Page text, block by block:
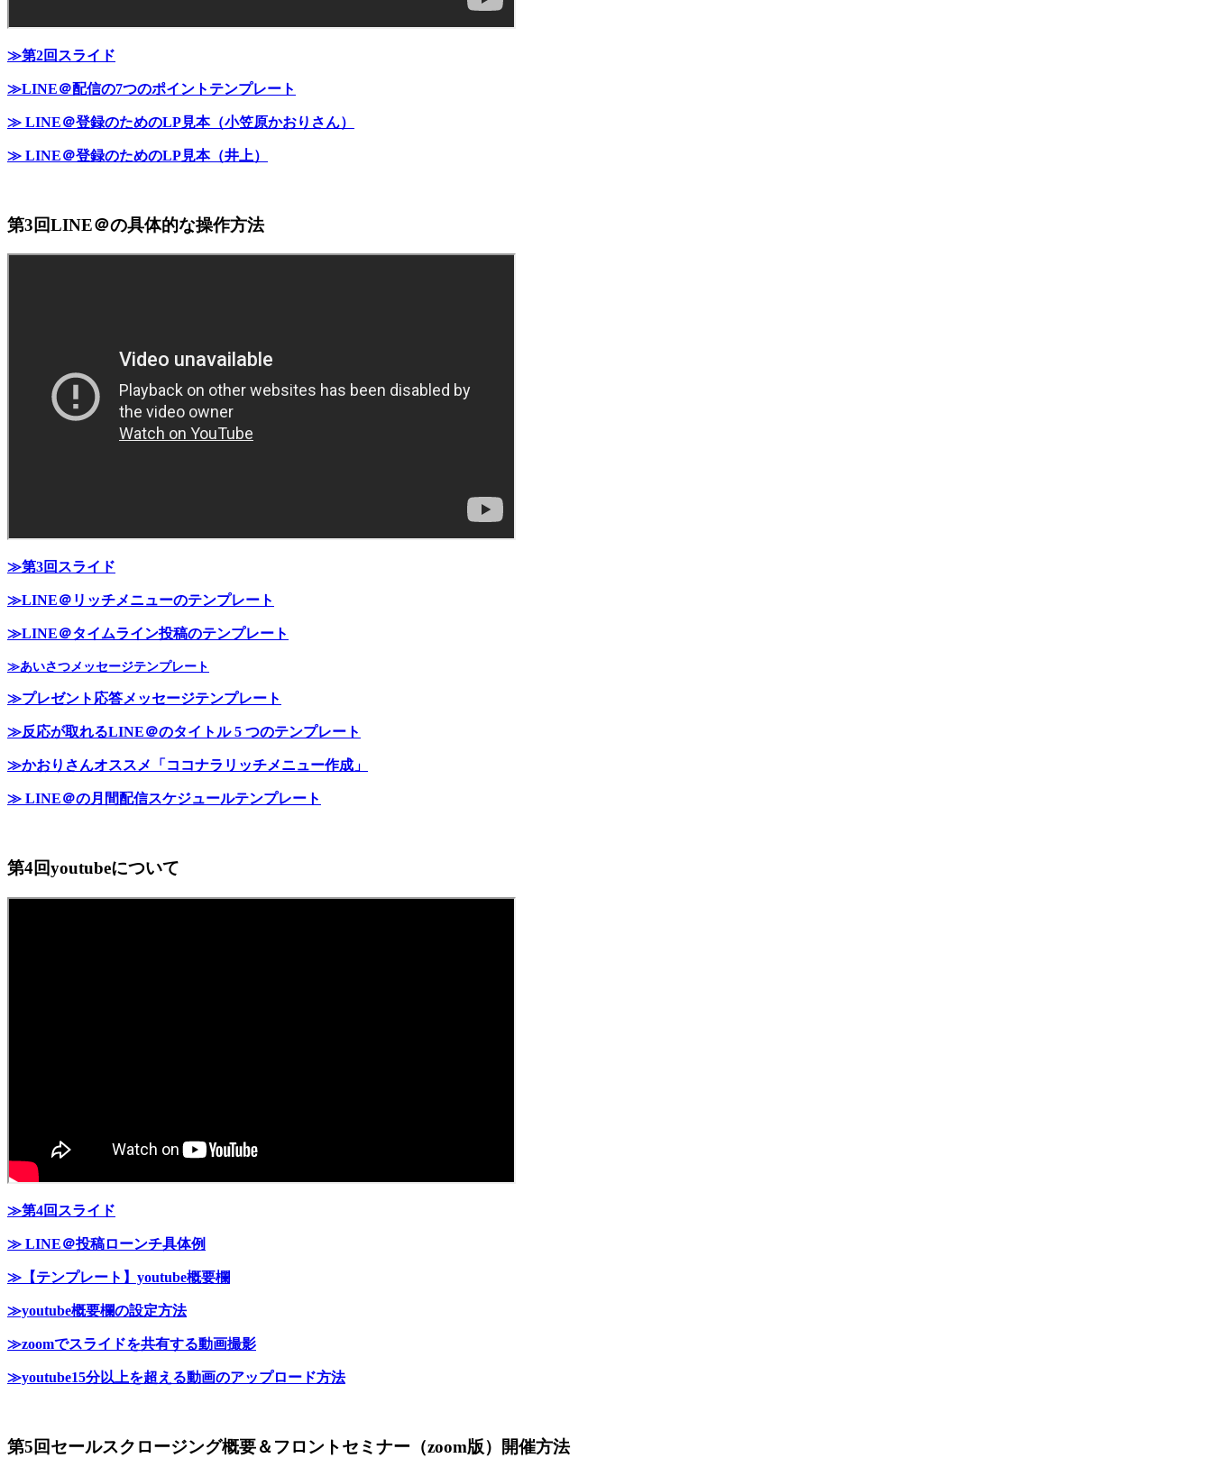
≫第2回スライド
≫LINE＠配信の7つのポイントテンプレート
≫ LINE＠登録のためのLP見本（小笠原かおりさん）
≫ LINE＠登録のためのLP見本（井上）
第3回LINE＠の具体的な操作方法
≫第3回スライド
≫LINE＠リ ッチメニューのテンプレート
≫LINE＠タイムライン投稿のテンプレート
≫あいさつメッセージテンプレート
≫プレゼント応答メッセージテンプレート
≫反応が取れるLINE＠のタイトル 5 つのテンプレート
≫かおりさんオススメ「ココナラリッチメニュー作成」
≫ LINE＠の月間配信スケジュールテンプレート
第4回youtubeについて
≫第4回スライド
≫ LINE＠投稿ローンチ具体例
≫【テンプレート】youtube概要欄
≫youtube概要欄の設定方法
≫zoomでスライドを共有する動画撮影
≫youtube15分以上を超える動画のアップロード方法
第5回セールスクロージング概要＆フロントセミナー（zoom版）開催方法